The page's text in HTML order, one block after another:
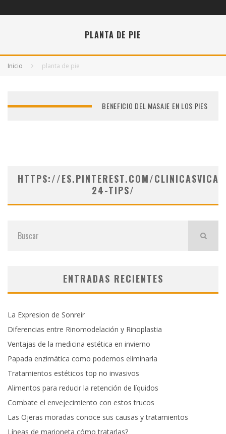
PLANTA DE PIE
Inicio planta de pie
BENEFICIO DEL MASAJE EN LOS PIES
HTTPS://ES.PINTEREST.COM/
24-TIPS/
ENTRADAS RECIENTES
La Expresion de Sonreir
Diferencias entre Rinomodelación y Rinoplastia
Ventajas de la medicina estética en invierno
Papada enzimática como podemos eliminarla
Tratamientos estéticos top no invasivos
Alimentos para reducir la retención de líquidos
Combate el envejecimiento con estos trucos
Las Ojeras moradas conoce sus causas y tratamientos
Líneas de marioneta cómo tratarlas?